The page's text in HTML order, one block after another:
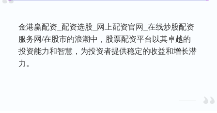
金港赢配资_配资选股_网上配资官网_在线炒股配资
服务网/在股市的浪潮中，股票配资平台以其卓越的
投资能力和智慧，为投资者提供稳定的收益和增长潜
力。